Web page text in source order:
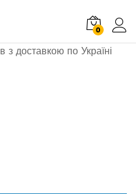
0
в з доставкою по Україні